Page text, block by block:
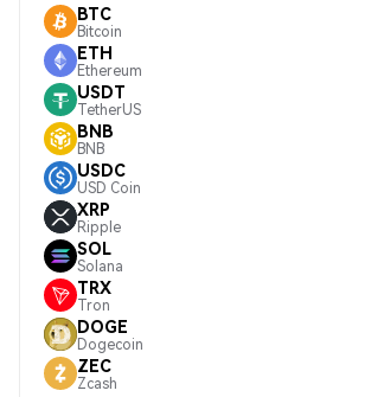
BTC
Bitcoin
ETH
Ethereum
USDT
TetherUS
BNB
BNB
USDC
USD Coin
XRP
Ripple
SOL
Solana
TRX
Tron
DOGE
Dogecoin
ZEC
Zcash